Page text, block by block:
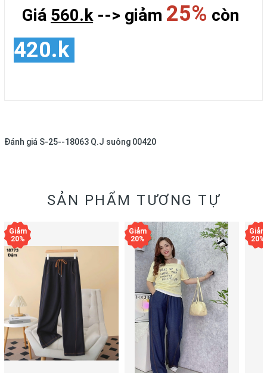
Giá 560.k--> giảm 25% còn
420.k
Đánh giá S-25--18063 Q.J suông 00420
SẢN PHẨM TƯƠNG TỰ